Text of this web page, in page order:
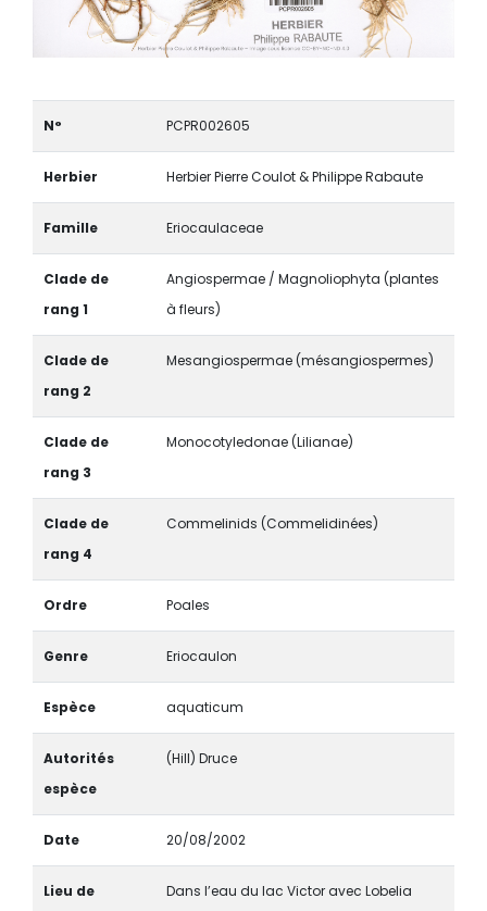
N° PCPR002605
Herbier Herbier Pierre Coulot & Philippe Rabaute
Famille Eriocaulaceae
Clade de
rang 1
Angiospermae / Magnoliophyta (plantes
à fleurs)
Clade de
rang 2
Mesangiospermae (mésangiospermes)
Clade de
rang 3
Monocotyledonae (Lilianae)
Clade de
rang 4
Commelinids (Commelidinées)
Ordre Poales
Genre Eriocaulon
Espèce aquaticum
Autorités
espèce
(Hill) Druce
Date 20/08/2002
Lieu de
Dans l’eau du lac Victor avec Lobelia